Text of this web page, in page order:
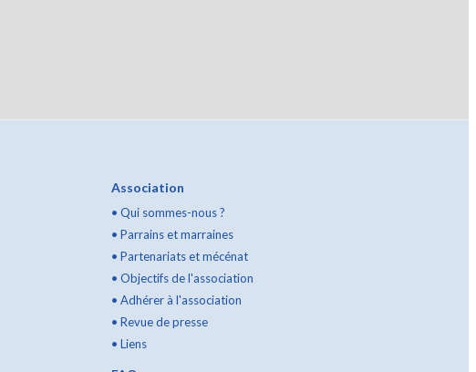
Association
• Qui sommes-nous ?
• Parrains et marraines
• Partenariats et mécénat
• Objectifs de l'association
• Adhérer à l'association
• Revue de presse
• Liens